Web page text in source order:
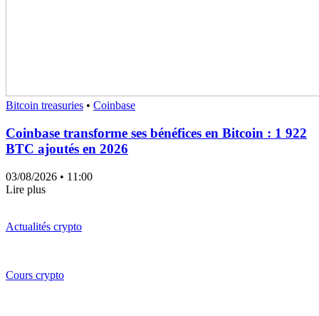
Bitcoin treasuries • Coinbase
Coinbase transforme ses bénéfices en Bitcoin : 1 922
BTC ajoutés en 2026
03/08/2026 • 11:00
Lire plus
Actualités crypto
Cours crypto